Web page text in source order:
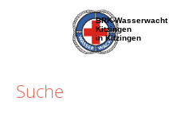
BRK-Wasserwacht
Kitzingen
in Kitzingen
Suche